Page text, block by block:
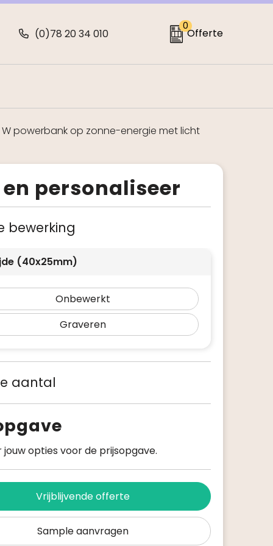
(0)78 20 34 010
0
Offerte
W powerbank op zonne-energie met licht
en personaliseer
bewerking
(40x25mm)
Onbewerkt
Graveren
aantal
opties voor de prijsopgave.
Vrijblijvende offerte
Sample aanvragen